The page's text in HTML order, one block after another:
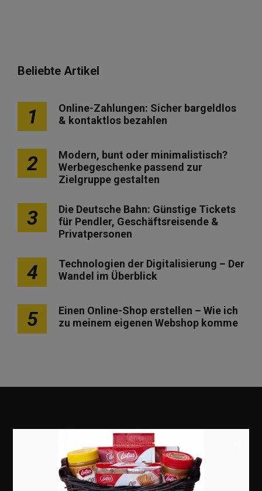
Beliebte Artikel
1
Online-Zahlungen: Sicher bargeldlos
& kontaktlos bezahlen
2
Modern, bunt oder minimalistisch?
Werbegeschenke passend zur
Zielgruppe gestalten
3
Die Deutsche Bahn: Günstige Tickets
für Pendler, Geschäftsreisende &
Privatpersonen
4
Technologien der Digitalisierung – Der
Wandel im Überblick
5
Einen Online-Shop erstellen – Wie ich
zu meinem eigenen Webshop komme